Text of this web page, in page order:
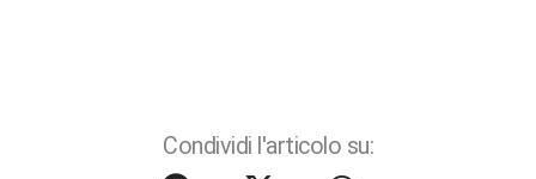
Condividi l'articolo su: